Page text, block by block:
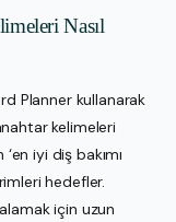
Nasıl
Planner kullanarak
kelimeleri
iyi diş bakımı
hedefler.
için uzun